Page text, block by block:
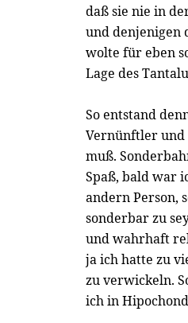
daß sie nie in
und denjenigen
wolte für eben
Lage des
So entstand
Vernünftler und
muß.
Spaß, bald war
andern Person,
sonderbar zu
und wahrhaft
ja ich hatte zu
zu verwickeln.
ich in